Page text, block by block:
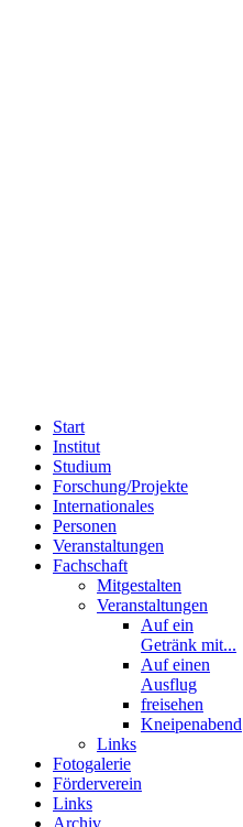
Start
Institut
Studium
Forschung/Projekte
Internationales
Personen
Veranstaltungen
Fachschaft
Mitgestalten
Veranstaltungen
Auf ein
Getränk mit...
Auf einen
Ausflug
freisehen
Kneipenabend
Links
Fotogalerie
Förderverein
Links
Archiv